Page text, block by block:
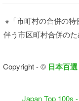
※「市町村の合併の特
伴う市区町村合併の
Copyright - © 日本百
Japan Top 100s